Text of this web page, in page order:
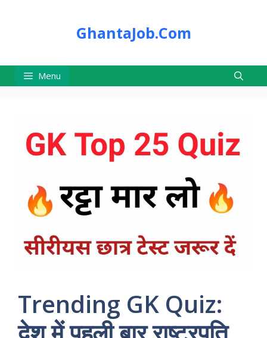
GhantaJob.Com
Menu
Trending GK Quiz: